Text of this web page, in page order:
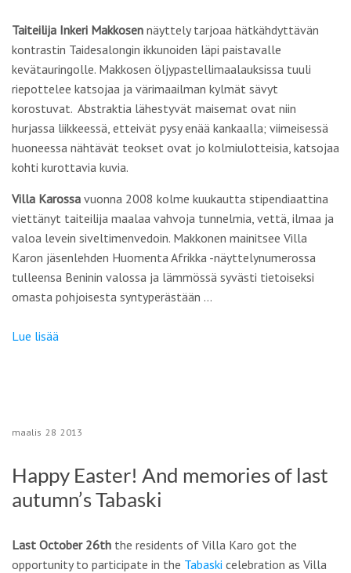
Taiteilija Inkeri Makkosen näyttely tarjoaa hätkähdyttävän
kontrastin Taidesalongin ikkunoiden läpi paistavalle
kevätauringolle. Makkosen öljypastellimaalauksissa tuuli
riepottelee katsojaa ja värimaailman kylmät sävyt
korostuvat. Abstraktia lähestyvät maisemat ovat niin
hurjassa liikkeessä, etteivät pysy enää kankaalla; viimeisessä
huoneessa nähtävät teokset ovat jo kolmiulotteisia, katsojaa
kohti kurottavia kuvia.
Villa Karossa vuonna 2008 kolme kuukautta stipendiaattina
viettänyt taiteilija maalaa vahvoja tunnelmia, vettä, ilmaa ja
valoa levein siveltimenvedoin. Makkonen mainitsee Villa
Karon jäsenlehden Huomenta Afrikka -näyttelynumerossa
tulleensa Beninin valossa ja lämmössä syvästi tietoiseksi
omasta pohjoisesta syntyperästään …
Lue lisää
maalis 28 2013
Happy Easter! And memories of last
autumn’s Tabaski
Last October 26th the residents of Villa Karo got the
opportunity to participate in the Tabaski celebration as Villa